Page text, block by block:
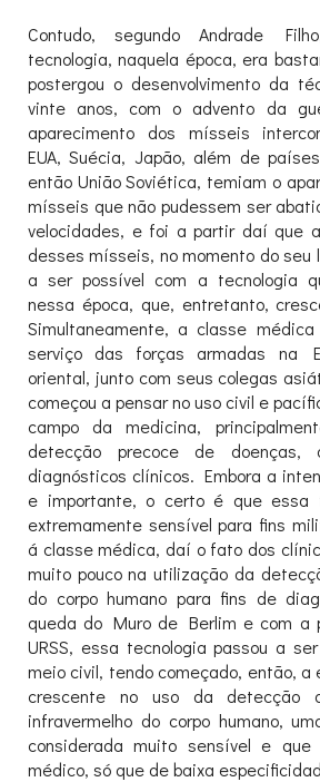
Contudo, segundo Andrade
tecnologia, naquela época, era
postergou o desenvolvimento da
vinte anos, com o advento da
aparecimento dos mísseis
EUA, Suécia, Japão, além de
então União Soviética, temiam o
mísseis que não pudessem ser
velocidades, e foi a partir daí que
desses mísseis, no momento do seu
a ser possível com a tecnologia
nessa época, que, entretanto,
Simultaneamente, a classe
serviço das forças armadas na
oriental, junto com seus colegas
começou a pensar no uso civil e
campo da medicina,
detecção precoce de
diagnósticos clínicos. Embora a
e importante, o certo é que essa
extremamente sensível para fins
á classe médica, daí o fato dos
muito pouco na utilização da
do corpo humano para fins de
queda do Muro de Berlim e com a
URSS, essa tecnologia passou a
meio civil, tendo começado, então,
crescente no uso da detecção
infravermelho do corpo humano,
considerada muito sensível e
médico, só que de baixa